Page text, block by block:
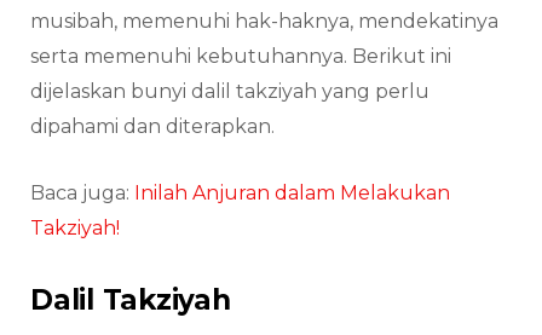
musibah, memenuhi hak-haknya, mendekatinya
serta memenuhi kebutuhannya. Berikut ini
dijelaskan bunyi dalil takziyah yang perlu
dipahami dan diterapkan.
Baca juga: Inilah Anjuran dalam Melakukan
Takziyah!
Dalil Takziyah